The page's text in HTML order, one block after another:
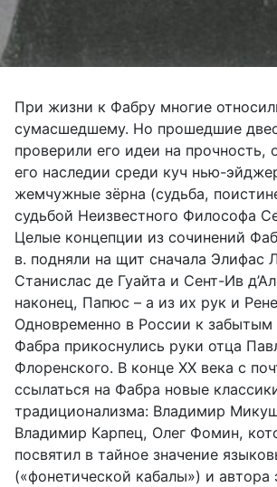
При жизни к Фабру многие
сумасшедшему. Но прошедшие
проверили его идеи на прочность,
его наследии среди куч нью-
жемчужные зёрна (судьба,
судьбой Неизвестного Философа
Целые концепции из сочинений
в. подняли на щит сначала Элифас
Станислас де Гуайта и Сент-Ив
наконец, Папюс – а из их рук и
Одновременно в России к забытым
Фабра прикоснулись руки отца
Флоренского. В конце ХХ века с
ссылаться на Фабра новые
традиционализма: Владимир
Владимир Карпец, Олег Фомин,
посвятил в тайное значение
(«фонетической кабалы») и автора